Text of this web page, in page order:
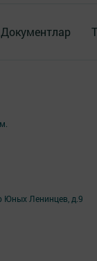
Документлар
Юных Ленинцев, д.9